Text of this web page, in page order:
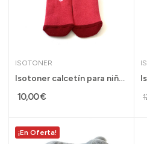
ISOTONER
Isotoner calcetín para niña antideslizante...
10,00 €
¡En Oferta!